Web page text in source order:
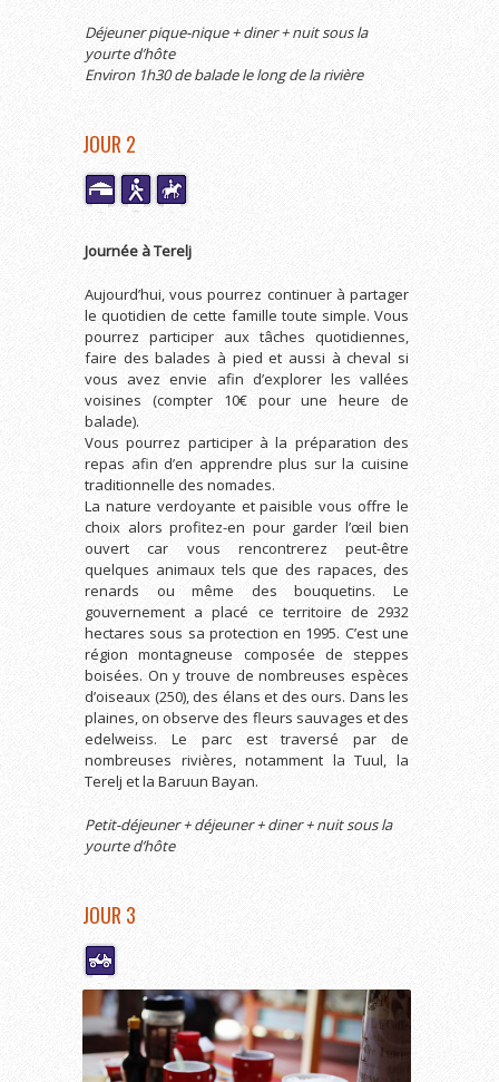
Déjeuner pique-nique + diner + nuit sous la
yourte d’hôte
Environ 1h30 de balade le long de la rivière
JOUR 2
Journée à Terelj
Aujourd’hui, vous pourrez continuer à partager
le quotidien de cette famille toute simple. Vous
pourrez participer aux tâches quotidiennes,
faire des balades à pied et aussi à cheval si
vous avez envie afin d’explorer les vallées
voisines (compter 10€ pour une heure de
balade).
Vous pourrez participer à la préparation des
repas afin d’en apprendre plus sur la cuisine
traditionnelle des nomades.
La nature verdoyante et paisible vous offre le
choix alors profitez-en pour garder l’œil bien
ouvert car vous rencontrerez peut-être
quelques animaux tels que des rapaces, des
renards ou même des bouquetins. Le
gouvernement a placé ce territoire de 2932
hectares sous sa protection en 1995. C’est une
région montagneuse composée de steppes
boisées. On y trouve de nombreuses espèces
d’oiseaux (250), des élans et des ours. Dans les
plaines, on observe des fleurs sauvages et des
edelweiss. Le parc est traversé par de
nombreuses rivières, notamment la Tuul, la
Terelj et la Baruun Bayan.
Petit-déjeuner + déjeuner + diner + nuit sous la
yourte d’hôte
JOUR 3